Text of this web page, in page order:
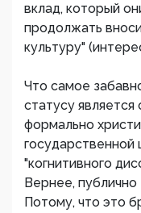
вклад, который
продолжать
культуру"
Что самое
статусу
формально
государственной
"когнитивного
Вернее, публично
Потому, что это